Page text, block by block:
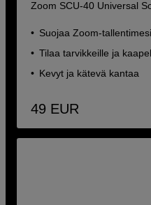
Zoom SCU-40 Universal
Suojaa Zoom-tallentimesi
Tilaa tarvikkeille ja
Kevyt ja kätevä kantaa
49 EUR